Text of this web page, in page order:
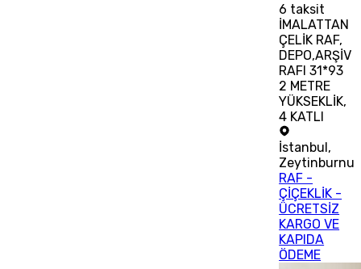
6 taksit
İMALATTAN
ÇELİK RAF,
DEPO,ARŞİV
RAFI 31*93
2 METRE
YÜKSEKLİK,
4 KATLI
İstanbul,
Zeytinburnu
RAF -
ÇİÇEKLİK -
ÜCRETSİZ
KARGO VE
KAPIDA
ÖDEME